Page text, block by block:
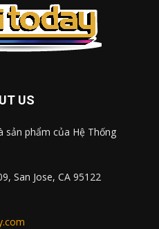
US
sản phẩm của Hệ Thống
San Jose, CA 95122